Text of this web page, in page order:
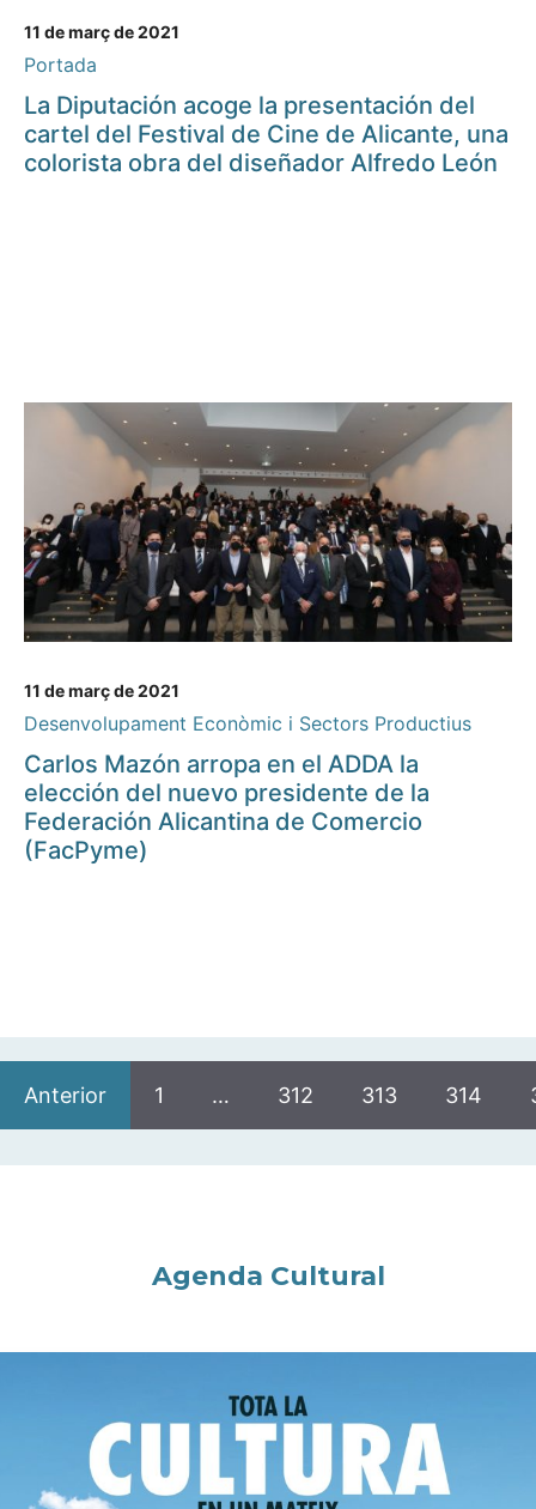
11 de març de 2021
Portada
La Diputación acoge la presentación del
cartel del Festival de Cine de Alicante, una
colorista obra del diseñador Alfredo León
11 de març de 2021
Desenvolupament Econòmic i Sectors Productius
Carlos Mazón arropa en el ADDA la
elección del nuevo presidente de la
Federación Alicantina de Comercio
(FacPyme)
Anterior 1 … 312 313 314
Agenda Cultural